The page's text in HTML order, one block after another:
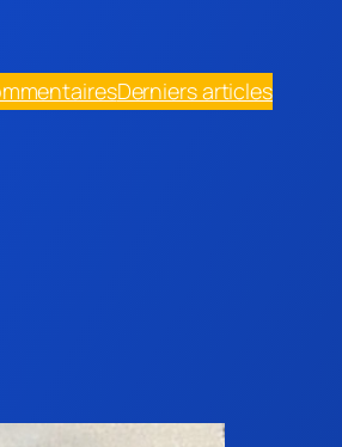
Derniers articles